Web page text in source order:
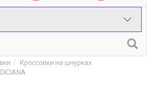
Кроссовки на шнурках